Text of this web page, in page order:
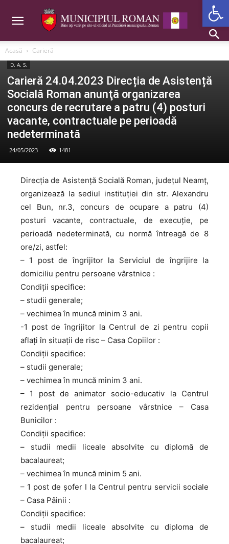
Acasă Carieră
D. A. S.
Carieră 24.04.2023 Direcția de Asistență
Socială Roman anunţă organizarea
concurs de recrutare a patru (4) posturi
vacante, contractuale pe perioadă
nedeterminată
24/05/2023 1481
Direcția de Asistență Socială Roman, județul Neamț,
organizează la sediul instituției din str. Alexandru
cel Bun, nr.3, concurs de ocupare a patru (4)
posturi vacante, contractuale, de execuţie, pe
perioadă nedeterminată, cu normă întreagă de 8
ore/zi, astfel:
– 1 post de îngrijitor la Serviciul de îngrijire la
domiciliu pentru persoane vârstnice :
Condiții specifice:
– studii generale;
– vechimea în muncă minim 3 ani.
-1 post de îngrijitor la Centrul de zi pentru copii
aflați în situații de risc – Casa Copiilor :
Condiții specifice:
– studii generale;
– vechimea în muncă minim 3 ani.
– 1 post de animator socio-educativ la Centrul
rezidențial pentru persoane vârstnice – Casa
Bunicilor :
Condiții specifice:
– studii medii liceale absolvite cu diplomă de
bacalaureat;
– vechimea în muncă minim 5 ani.
– 1 post de șofer I la Centrul pentru servicii sociale
– Casa Pâinii :
Condiții specifice:
– studii medii liceale absolvite cu diploma de
bacalaureat;